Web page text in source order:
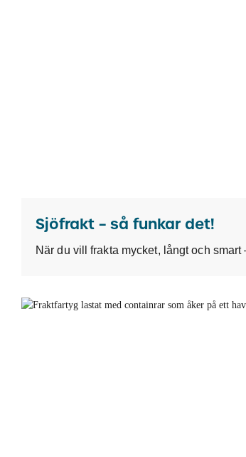
Sjöfrakt – så funkar det!